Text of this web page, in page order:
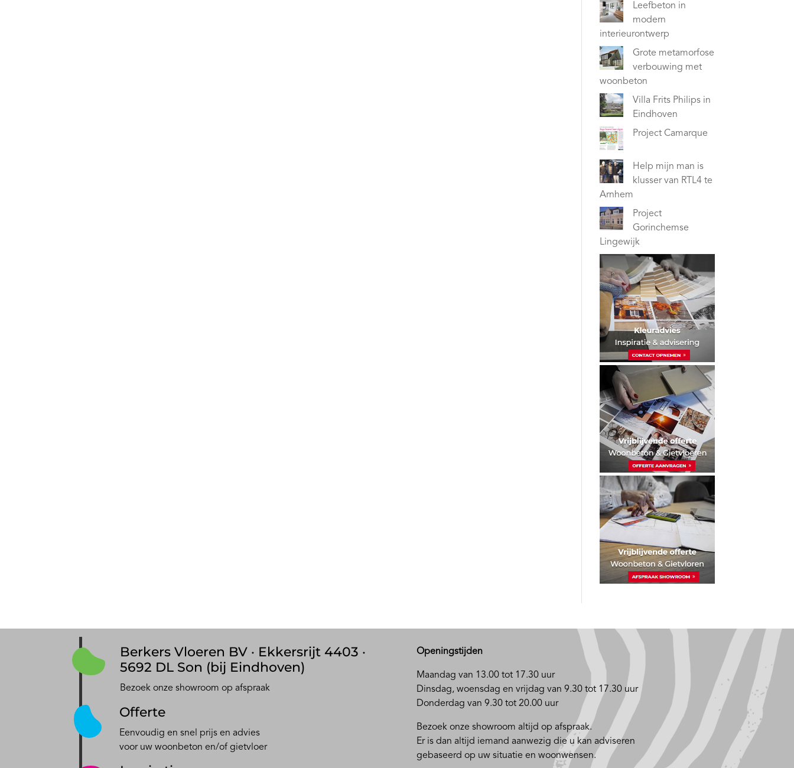
Leefbeton in
modern
interieurontwerp
Grote metamorfose
verbouwing met
woonbeton
Villa Frits Philips in
Eindhoven
Project Camarque
Help mijn man is
klusser van RTL4 te
Arnhem
Project
Gorinchemse
Lingewijk
Berkers Vloeren BV · Ekkersrijt 4403 ·
5692 DL Son (bij Eindhoven)
Bezoek onze showroom op afspraak
Offerte
Eenvoudig en snel prijs en advies
voor uw woonbeton en/of gietvloer
Openingstijden
Maandag van 13.00 tot 17.30 uur
Dinsdag, woensdag en vrijdag van 9.30 tot 17.30 uur
Donderdag van 9.30 tot 20.00 uur
Bezoek onze showroom altijd op afspraak.
Er is dan altijd iemand aanwezig die u kan adviseren
gebaseerd op uw situatie en woonwensen.